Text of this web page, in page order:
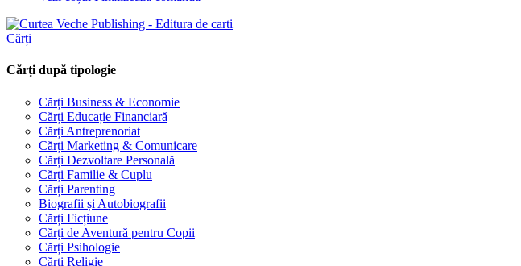
Cărți
Cărți după tipologie
Cărți Business & Economie
Cărți Educație Financiară
Cărți Antreprenoriat
Cărți Marketing & Comunicare
Cărți Dezvoltare Personală
Cărți Familie & Cuplu
Cărți Parenting
Biografii și Autobiografii
Cărți Ficțiune
Cărți de Aventură pentru Copii
Cărți Psihologie
Cărți Religie